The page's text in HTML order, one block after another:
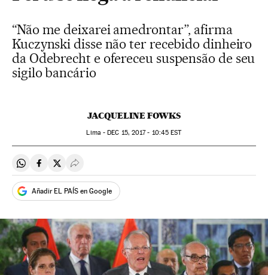
“Não me deixarei amedrontar”, afirma
Kuczynski disse não ter recebido dinheiro
da Odebrecht e ofereceu suspensão de seu
sigilo bancário
JACQUELINE FOWKS
Lima -DEC 15, 2017 - 10:45 EST
Compartir en Whatsapp
Compartir en Facebook
Compartir en Twitter
Desplegar Redes Sociales
Añadir EL PAÍS en Google